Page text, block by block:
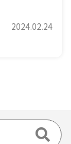
2024.02.24